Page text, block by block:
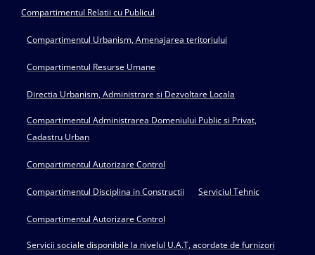
Compartimentul Relatii cu Publicul
Compartimentul Urbanism, Amenajarea teritoriului
Compartimentul Resurse Umane
Directia Urbanism, Administrare si Dezvoltare Locala
Compartimentul Administrarea Domeniului Public si Privat,
Cadastru Urban
Compartimentul Autorizare Control
Compartimentul Disciplina in Constructii Serviciul Tehnic
Compartimentul Autorizare Control
Servicii sociale disponibile la nivelul U.A.T, acordate de furnizori